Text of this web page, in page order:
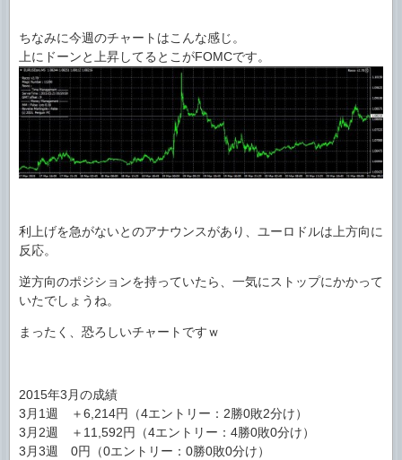
ちなみに今週のチャートはこんな感じ。
上にドーンと上昇してるとこがFOMCです。
利上げを急がないとのアナウンスがあり、ユーロドルは上方向に
反応。
逆方向のポジションを持っていたら、一気にストップにかかって
いたでしょうね。
まったく、恐ろしいチャートですｗ
2015年3月の成績
3月1週 ＋6,214円（4エントリー：2勝0敗2分け）
3月2週 ＋11,592円（4エントリー：4勝0敗0分け）
3月3週 0円（0エントリー：0勝0敗0分け）